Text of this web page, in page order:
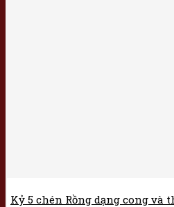
Kỷ 5 chén Rồng dạng cong và